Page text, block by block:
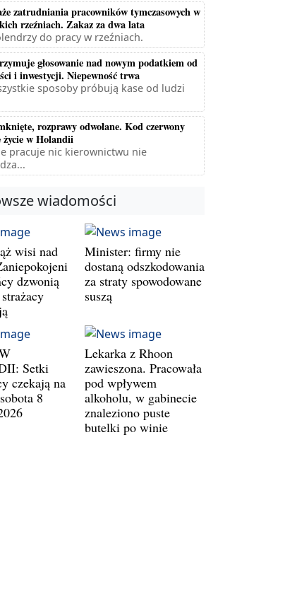
zatrudniania pracowników tymczasowych w
rzeźniach. Zakaz za dwa lata
do pracy w rzeźniach.
głosowanie nad nowym podatkiem od
i inwestycji. Niepewność trwa
sposoby próbują kase od ludzi
rozprawy odwołane. Kod czerwony
w Holandii
pracuje nic kierownictwu nie
wiadomości
wisi nad
dzwonią
Minister: firmy nie
dostaną odszkodowania
za straty spowodowane
suszą
Setki
czekają na
8
Lekarka z Rhoon
zawieszona. Pracowała
pod wpływem
alkoholu, w gabinecie
znaleziono puste
butelki po winie